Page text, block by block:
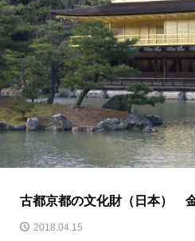
古都京都の文化財（日本）
2018.04.15